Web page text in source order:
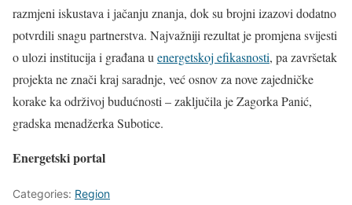
razmjeni iskustava i jačanju znanja, dok su brojni izazovi dodatno
potvrdili snagu partnerstva. Najvažniji rezultat je promjena svijesti
o ulozi institucija i građana u energetskoj efikasnosti, pa završetak
projekta ne znači kraj saradnje, već osnov za nove zajedničke
korake ka održivoj budućnosti – zaključila je Zagorka Panić,
gradska menadžerka Subotice.
Energetski portal
Categories: Region